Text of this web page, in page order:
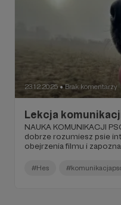
23.12.2025 ● Brak komentarzy
Lekcja
NAUKA KOMUNIKACJI PSÓW Jeśli nie masz
dobrze rozumiesz psie
obejrzenia filmu i zapoznania
seminarium
emocji u psów -
#Hes